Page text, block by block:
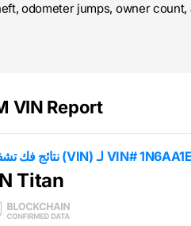
odometer jumps, owner count,
VIN Report
نتائج فك تشفير رقم تعريف السيارة (VIN) لـ VIN#
Titan